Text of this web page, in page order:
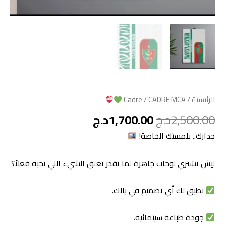
الرئيسية/
Cadre/ CADRE MCA
2,500.00د.ج1,700.00د.ج
جدارك.. بلمستك الخاصة!
ليش تشتري لوحات جاهزة لما تقدر تعلق الشيء اللي تحبه فعلاً؟
نطبق لك أي تصميم في بالك.
جودة طباعة سينمائية.